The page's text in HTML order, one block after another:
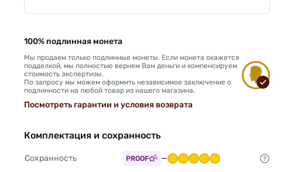
100% подлинная монета
Мы продаем только подлинные монеты. Если монета окажется
подделкой, мы полностью вернем Вам деньги и компенсируем
стоимость экспертизы.
По запросу мы можем оформить независимое заключение о
подлинности на любой товар из нашего магазина.
Посмотреть гарантии и условия возврата
Комплектация и сохранность
Сохранность PROOF
—